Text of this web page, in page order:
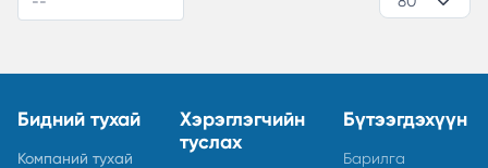
Бидний тухай
Компаний тухай
Хэрэглэгчийн
туслах
Бүтээгдэхүүн
Барилга